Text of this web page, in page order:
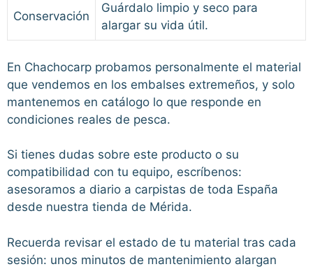
Conservación
Guárdalo limpio y seco para
alargar su vida útil.
En Chachocarp probamos personalmente el material
que vendemos en los embalses extremeños, y solo
mantenemos en catálogo lo que responde en
condiciones reales de pesca.
Si tienes dudas sobre este producto o su
compatibilidad con tu equipo, escríbenos:
asesoramos a diario a carpistas de toda España
desde nuestra tienda de Mérida.
Recuerda revisar el estado de tu material tras cada
sesión: unos minutos de mantenimiento alargan